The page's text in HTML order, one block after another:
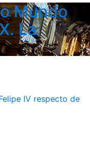
Mundo
La
IV respecto de